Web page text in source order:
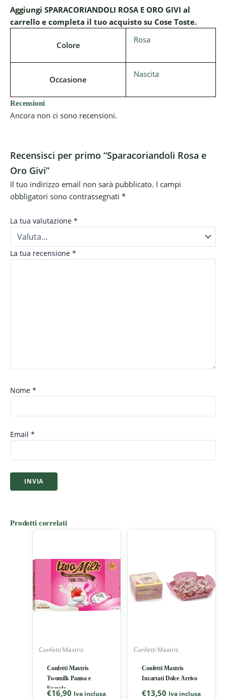
Aggiungi SPARACORIANDOLI ROSA E ORO GIVI al
carrello e completa il tuo acquisto su Cose Toste.
Colore
Rosa
Occasione
Nascita
Recensioni
Ancora non ci sono recensioni.
Recensisci per primo “Sparacoriandoli Rosa e
Oro Givi”
Il tuo indirizzo email non sarà pubblicato. I campi
obbligatori sono contrassegnati *
La tua valutazione *
La tua recensione *
Nome *
Email *
Prodotti correlati
Confetti Maxtris
Confetti Maxtris
Twomilk Panna e
Fragola
€16,90 Iva inclusa
Confetti Maxtris
Confetti Maxtris
Incartati Dolce Arrivo
€13,50 Iva inclusa